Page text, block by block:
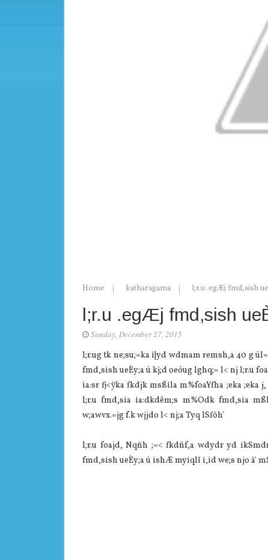
Home katharagama l;r.u .egÆj fmd,sish
l;r.u .egÆj fmd,sish
Sunday, December 27, 2015
l;r.ug tk ne;su;=ka i|yd wdmam remsh,a 40 g
fmd,sish ueÈy;a ú kj;d oeóug lghq;= l< nj l;r.u
ia:sr fj<ÿka fkdjk msßila m%foaYfha ;eka ;eka
l;r.u fmd,sia ia:dkdêm;s m%Odk fmd,sia
w;awvx.=jg f.k wjjdo l< nj;a Tyq lSfõh'
l;r.u foajd, Nqñh ;=< fkdñf,a wdydr yd
fmd,sish ueÈy;a ú ishÆ myiqlï i,id we;s njo ã'